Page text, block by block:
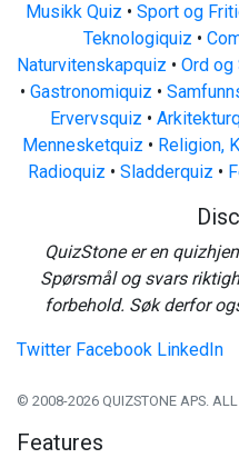
Musikk Quiz • Sport og
Teknologiquiz •
Naturvitenskapquiz • Ord og
• Gastronomiquiz •
Ervervsquiz •
Mennesketquiz • Religion,
Radioquiz • Sladderquiz •
QuizStone er en
Spørsmål og svars
forbehold. Søk derfor
Twitter Facebook LinkedIn
© 2008-2026 QUIZSTONE APS. ALL
Features